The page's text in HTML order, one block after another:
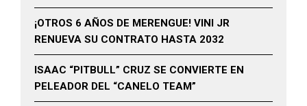
¡OTROS 6 AÑOS DE MERENGUE! VINI JR
RENUEVA SU CONTRATO HASTA 2032
ISAAC “PITBULL” CRUZ SE CONVIERTE EN
PELEADOR DEL “CANELO TEAM”